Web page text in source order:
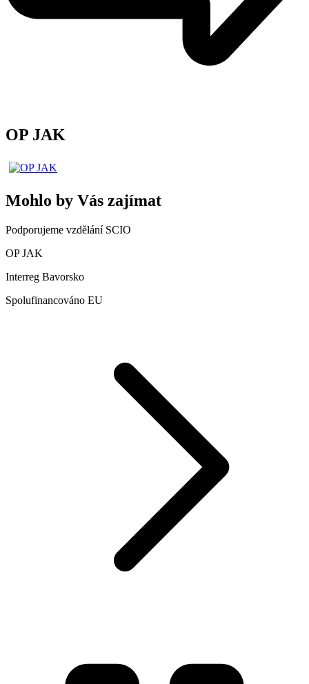
OP JAK
Mohlo by Vás zajímat
Podporujeme vzdělání SCIO
OP JAK
Interreg Bavorsko
Spolufinancováno EU